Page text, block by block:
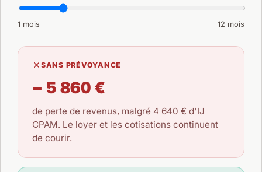
1 mois 12 mois
SANS PRÉVOYANCE
− 5 860 €
de perte de revenus, malgré 4 640 € d'IJ
CPAM. Le loyer et les cotisations continuent
de courir.